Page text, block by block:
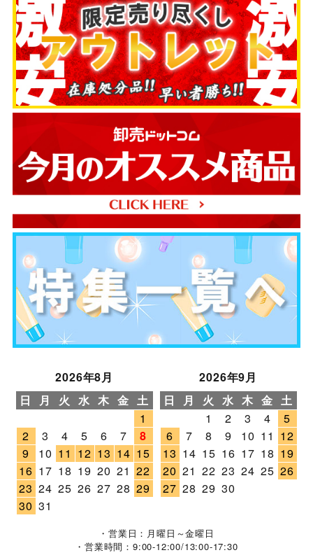
2026年8月
日
月 火 水 木 金 土
1
2
3 4 5 6 7
8
9
10 11 12 13 14 15
16 17 18 19 20 21 22
23 24 25 26 27 28 29
30 31
2026年9月
日
月 火 水 木 金 土
1
2 3 4
5
6
7 8 9 10 11 12
13 14 15 16 17 18 19
20 21 22 23 24 25 26
27 28 29 30
・営業日：月曜日～金曜日
・営業時間：9:00-12:00/13:00-17:30